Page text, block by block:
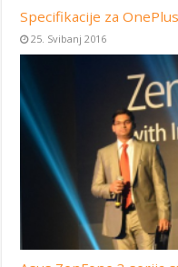
Specifikacije za
25. Svibanj 2016